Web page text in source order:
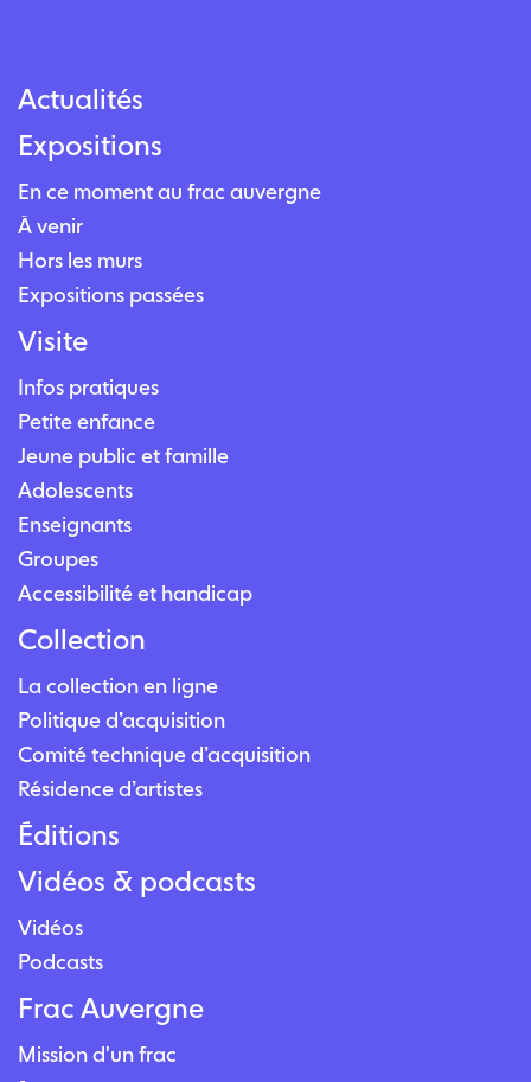
Actualités
Expositions
En ce moment au frac auvergne
À venir
Hors les murs
Expositions passées
Visite
Infos pratiques
Petite enfance
Jeune public et famille
Adolescents
Enseignants
Groupes
Accessibilité et handicap
Collection
La collection en ligne
Politique d’acquisition
Comité technique d’acquisition
Résidence d’artistes
Éditions
Vidéos & podcasts
Vidéos
Podcasts
Frac Auvergne
Mission d'un frac